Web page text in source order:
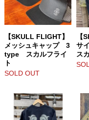
【SKULL FLIGHT】
メッシュキャップ 3
type スカルフライ
ト
SOLD OUT
【
サ
ス